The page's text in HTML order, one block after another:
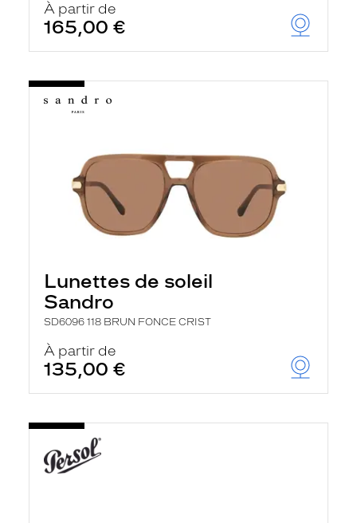
À partir de
165,00 €
Lunettes de soleil
Sandro
SD6096 118 BRUN FONCE CRIST
À partir de
135,00 €